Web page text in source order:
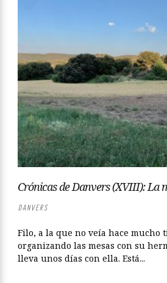
Crónicas de Danvers (XVIII): La
DANVERS
Filo, a la que no veía hace mucho
organizando las mesas con su
lleva unos días con ella. Está...